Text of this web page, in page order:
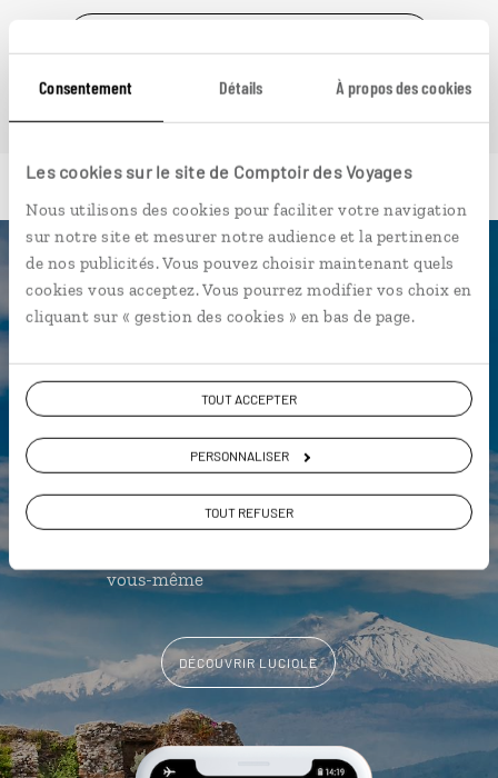
Consentement Détails À propos des cookies
Les cookies sur le site de Comptoir des Voyages
Nous utilisons des cookies pour faciliter votre navigation
sur notre site et mesurer notre audience et la pertinence
de nos publicités. Vous pouvez choisir maintenant quels
cookies vous acceptez. Vous pourrez modifier vos choix en
cliquant sur « gestion des cookies » en bas de page.
TOUT ACCEPTER
PERSONNALISER
TOUT REFUSER
Luciole,
l'appli qui vous guide en Sicile
L’itinéraire vers votre
agritourisme en 1 clic
Notre sélection de trattorias
archéologiques géolocalisés
vous-même
DÉCOUVRIR LUCIOLE